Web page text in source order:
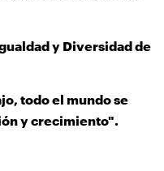
y Diversidad de
todo el mundo se
y crecimiento".